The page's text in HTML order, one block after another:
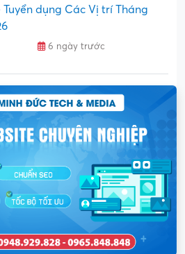
Tuyển dụng Các Vị trí Tháng
6 ngày trước